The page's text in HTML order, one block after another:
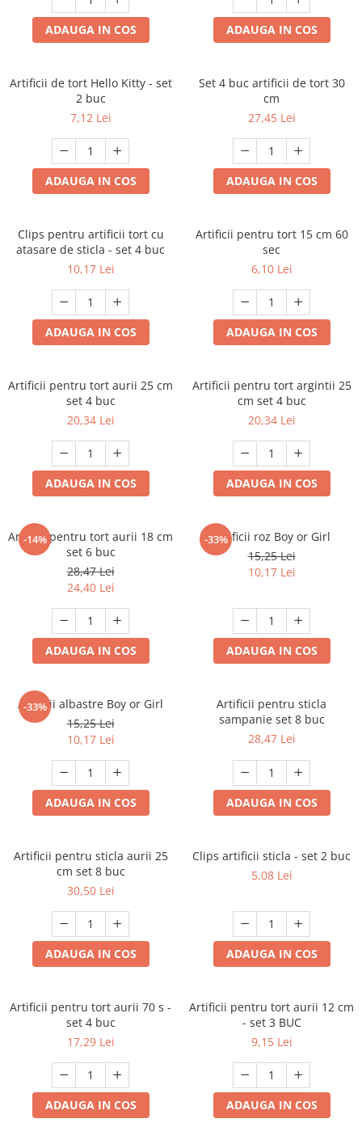
ADAUGA IN COS ADAUGA IN COS
Artificii de tort Hello Kitty - set
2 buc
7,12 Lei
ADAUGA IN COS
Set 4 buc artificii de tort 30
cm
27,45 Lei
ADAUGA IN COS
Clips pentru artificii tort cu
atasare de sticla - set 4 buc
10,17 Lei
ADAUGA IN COS
Artificii pentru tort 15 cm 60
sec
6,10 Lei
ADAUGA IN COS
Artificii pentru tort aurii 25 cm
set 4 buc
20,34 Lei
ADAUGA IN COS
Artificii pentru tort argintii 25
cm set 4 buc
20,34 Lei
ADAUGA IN COS
-14%
Artificii pentru tort aurii 18 cm
set 6 buc
28,47 Lei
24,40 Lei
ADAUGA IN COS
-33%
Artificii roz Boy or Girl
15,25 Lei
10,17 Lei
ADAUGA IN COS
-33%
Artificii albastre Boy or Girl
15,25 Lei
10,17 Lei
ADAUGA IN COS
Artificii pentru sticla
sampanie set 8 buc
28,47 Lei
ADAUGA IN COS
Artificii pentru sticla aurii 25
cm set 8 buc
30,50 Lei
ADAUGA IN COS
Clips artificii sticla - set 2 buc
5,08 Lei
ADAUGA IN COS
Artificii pentru tort aurii 70 s -
set 4 buc
17,29 Lei
ADAUGA IN COS
Artificii pentru tort aurii 12 cm
- set 3 BUC
9,15 Lei
ADAUGA IN COS